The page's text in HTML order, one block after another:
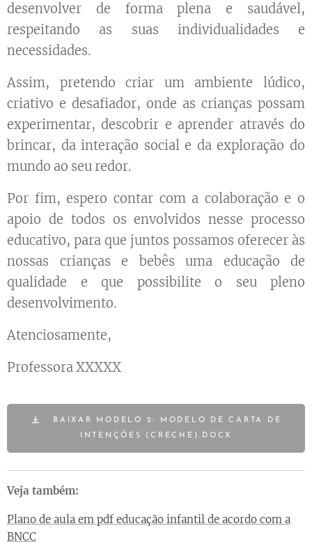
desenvolver de forma plena e saudável,
respeitando as suas individualidades e
necessidades.
Assim, pretendo criar um ambiente lúdico,
criativo e desafiador, onde as crianças possam
experimentar, descobrir e aprender através do
brincar, da interação social e da exploração do
mundo ao seu redor.
Por fim, espero contar com a colaboração e o
apoio de todos os envolvidos nesse processo
educativo, para que juntos possamos oferecer às
nossas crianças e bebês uma educação de
qualidade e que possibilite o seu pleno
desenvolvimento.
Atenciosamente,
Professora XXXXX
BAIXAR MODELO 2: MODELO DE CARTA DE
INTENÇÕES (CRECHE).DOCX
Veja também:
Plano de aula em pdf educação infantil de acordo com a
BNCC